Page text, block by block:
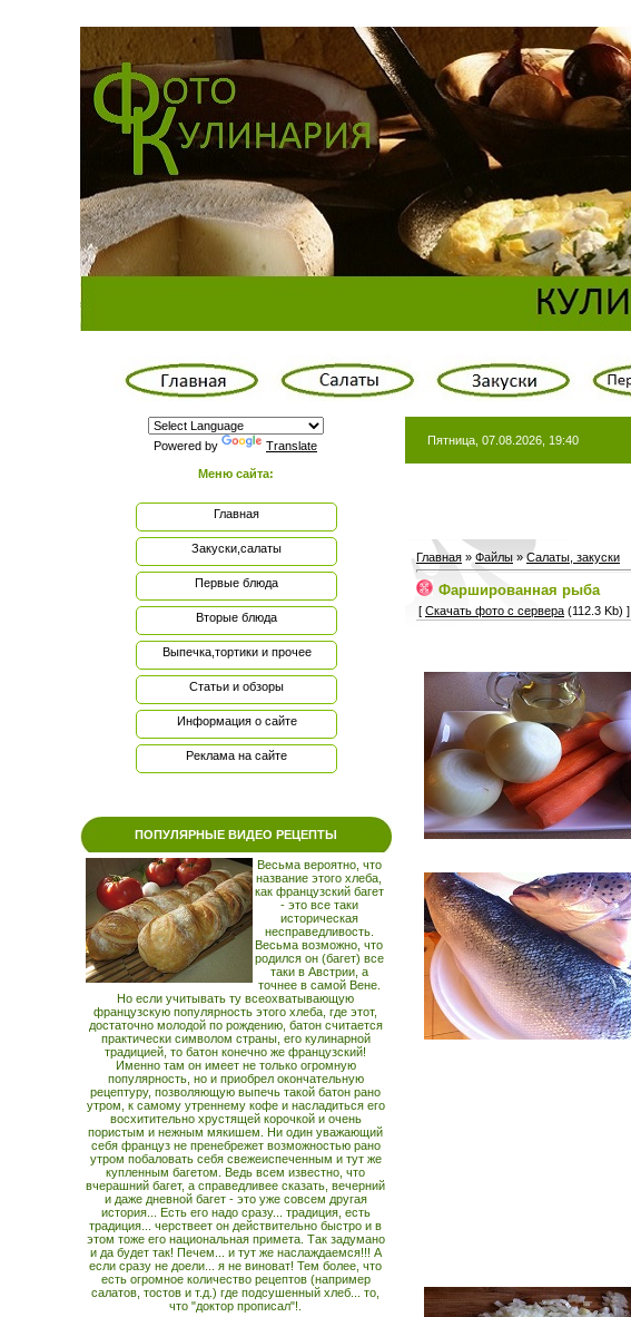
Powered by Translate
Меню сайта:
Главная
Закуски,салаты
Первые блюда
Вторые блюда
Выпечка,тортики и прочее
Статьи и обзоры
Информация о сайте
Реклама на сайте
ПОПУЛЯРНЫЕ ВИДЕО РЕЦЕПТЫ
Весьма вероятно, что
название этого хлеба,
как французский багет
- это все таки
историческая
несправедливость.
Весьма возможно, что
родился он (багет) все
таки в Австрии, а
точнее в самой Вене.
Но если учитывать ту всеохватывающую
французскую популярность этого хлеба, где этот,
достаточно молодой по рождению, батон считается
практически символом страны, его кулинарной
традицией, то батон конечно же французский!
Именно там он имеет не только огромную
популярность, но и приобрел окончательную
рецептуру, позволяющую выпечь такой батон рано
утром, к самому утреннему кофе и насладиться его
восхитительно хрустящей корочкой и очень
пористым и нежным мякишем. Ни один уважающий
себя француз не пренебрежет возможностью рано
утром побаловать себя свежеиспеченным и тут же
купленным багетом. Ведь всем известно, что
вчерашний багет, а справедливее сказать, вечерний
и даже дневной багет - это уже совсем другая
история... Есть его надо сразу... традиция, есть
традиция... черствеет он действительно быстро и в
этом тоже его национальная примета. Так задумано
и да будет так! Печем... и тут же наслаждаемся!!! А
если сразу не доели... я не виноват! Тем более, что
есть огромное количество рецептов (например
салатов, тостов и т.д.) где подсушенный хлеб... то,
что "доктор прописал"!.
Пятница, 07.08.2026, 19:40
Главная » Файлы »Cалаты, закуски
Фаршированная рыба
[ Скачать фото с сервера (112.3 Kb) ]